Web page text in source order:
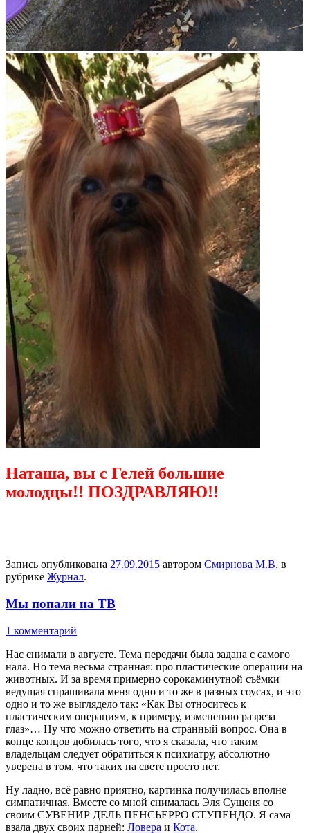
Наташа, вы с Гелей большие
молодцы!! ПОЗДРАВЛЯЮ!!
Запись опубликована 27.09.2015 автором Смирнова М.В. в
рубрике Журнал.
Мы попали на ТВ
1 комментарий
Нас снимали в августе. Тема передачи была задана с самого
нала. Но тема весьма странная: про пластические операции на
животных. И за время примерно сорокаминутной съёмки
ведущая спрашивала меня одно и то же в разных соусах, и это
одно и то же выглядело так: «Как Вы относитесь к
пластическим операциям, к примеру, изменению разреза
глаз»… Ну что можно ответить на странный вопрос. Она в
конце концов добилась того, что я сказала, что таким
владельцам следует обратиться к психиатру, абсолютно
уверена в том, что таких на свете просто нет.
Ну ладно, всё равно приятно, картинка получилась вполне
симпатичная. Вместе со мной снималась Эля Сущеня со
своим СУВЕНИР ДЕЛЬ ПЕНСЬЕРРО СТУПЕНДО. Я сама
взала двух своих парней: Ловера и Кота.